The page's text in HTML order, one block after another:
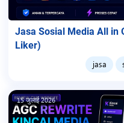
Jasa Sosial Media All in
Liker)
jasa
15 जुलाई 2026